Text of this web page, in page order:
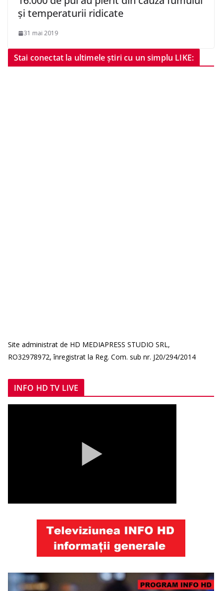
şi temperaturii ridicate
31 mai 2019
Stai conectat la ultimele știri cu un simplu LIKE:
Site administrat de HD MEDIAPRESS STUDIO SRL,
RO32978972, înregistrat la Reg. Com. sub nr. J20/294/2014
INFO HD TV LIVE